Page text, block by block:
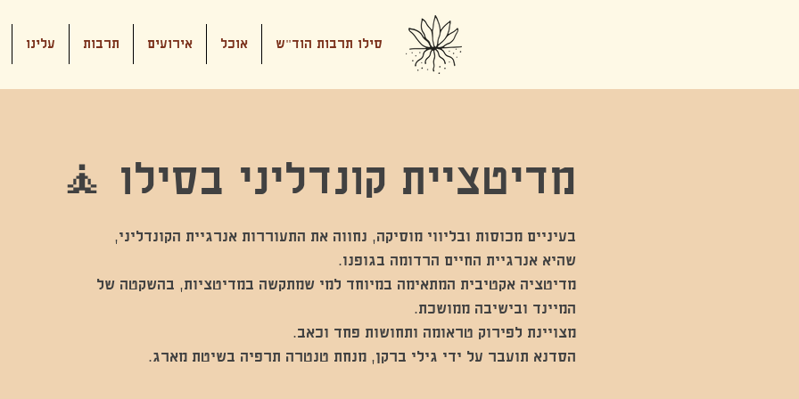
סילו תרבות הוד"ש אוכל אירועים תרבות עלינו
מדיטציית קונדליני בסילו 🧘
בעיניים מכוסות ובליווי מוסיקה, נחווה את התעוררות אנרגיית הקונדליני,
מדיטציה אקטיבית המתאימה במיוחד למי שמתקשה במדיטציות, בהשקטה של
הסדנא תועבר על ידי גילי ברקן, מנחת טנטרה תרפיה בשיטת מארג.